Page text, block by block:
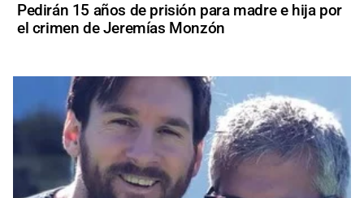
Pedirán 15 años de prisión para madre e hija por
el crimen de Jeremías Monzón